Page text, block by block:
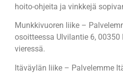
hoito-ohjeita ja vinkkejä
Munkkivuoren liike –
osoitteessa Ulvilantie 6, 00350
vieressä.
Itäväylän liike – Palvelemme